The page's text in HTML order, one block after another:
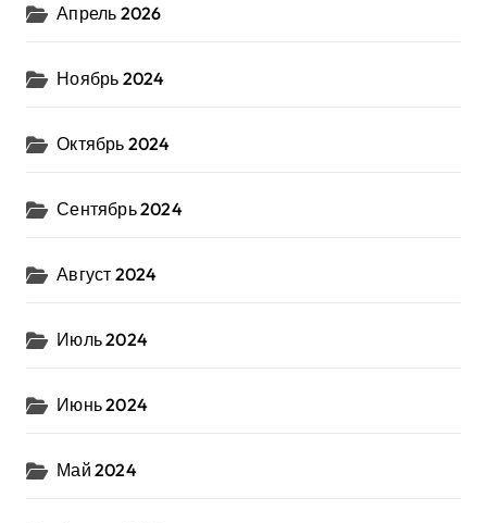
Апрель 2026
Ноябрь 2024
Октябрь 2024
Сентябрь 2024
Август 2024
Июль 2024
Июнь 2024
Май 2024